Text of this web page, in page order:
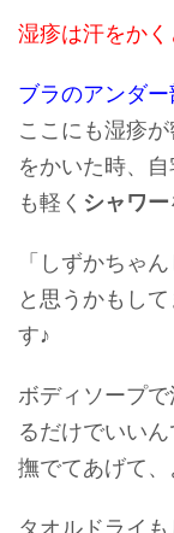
湿疹は汗をかく
ブラのアンダー
ここにも湿疹
をかいた時、自
も軽く シャワー
「しずかちゃ
と思うかもし
す♪
ボディソープ
るだけでいい
撫でてあげて、